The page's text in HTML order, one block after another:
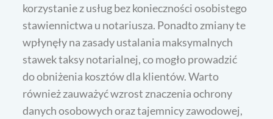
korzystanie z usług bez konieczności osobistego
stawiennictwa u notariusza. Ponadto zmiany te
wpłynęły na zasady ustalania maksymalnych
stawek taksy notarialnej, co mogło prowadzić
do obniżenia kosztów dla klientów. Warto
również zauważyć wzrost znaczenia ochrony
danych osobowych oraz tajemnicy zawodowej,